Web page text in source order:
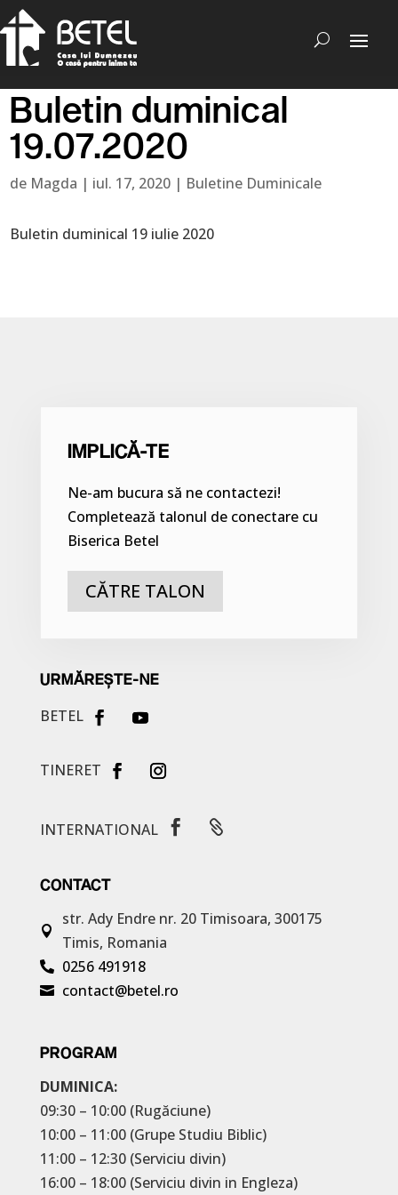
Buletin duminical
19.07.2020
de Magda | iul. 17, 2020 | Buletine Duminicale
Buletin duminical 19 iulie 2020
IMPLICĂ-TE
Ne-am bucura să ne contactezi!
Completează talonul de conectare cu
Biserica Betel
CĂTRE TALON
URMĂREȘTE-NE
BETEL
TINERET
INTERNATIONAL  
CONTACT

str. Ady Endre nr. 20 Timisoara, 300175
Timis, Romania
 0256 491918
 contact@betel.ro
PROGRAM
DUMINICA:
09:30 – 10:00 (Rugăciune)
10:00 – 11:00 (Grupe Studiu Biblic)
11:00 – 12:30 (Serviciu divin)
16:00 – 18:00 (Serviciu divin in Engleza)